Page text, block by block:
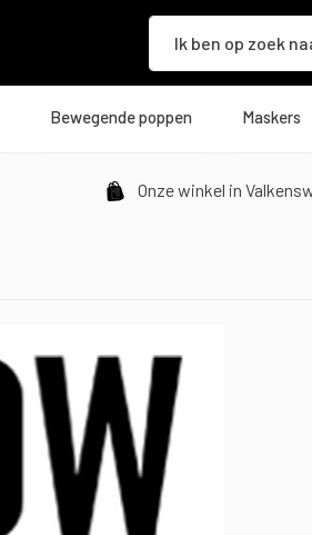
Bewegende poppen Maskers
Onze winkel in